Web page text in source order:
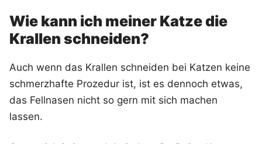
Wie kann ich meiner Katze die
Krallen schneiden?
Auch wenn das Krallen schneiden bei Katzen keine
schmerzhafte Prozedur ist, ist es dennoch etwas,
das Fellnasen nicht so gern mit sich machen
lassen.